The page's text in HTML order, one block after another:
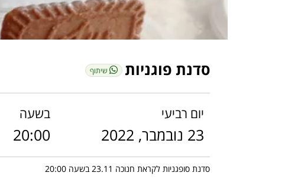
סדנת פוגניות שיתוף
יום רביעי
23 נובמבר, 2022
בשעה
20:00
סדנת סופגניות לקראת חנוכה 23.11 בשעה 20:00